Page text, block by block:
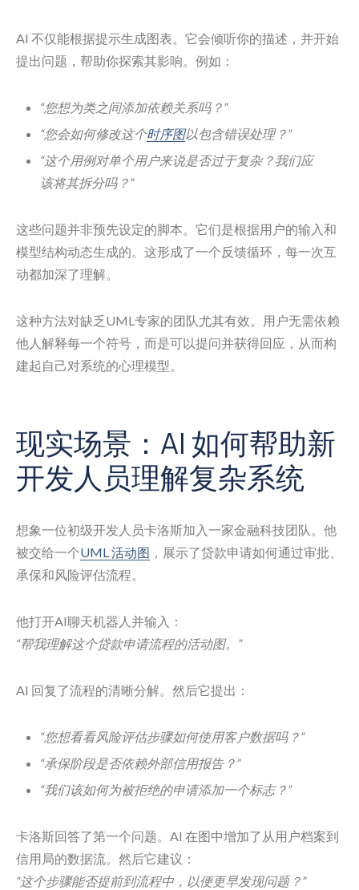
AI 不仅能根据提示生成图表。它会倾听你的描述，并开始
提出问题，帮助你探索其影响。例如：
“您想为类之间添加依赖关系吗？”
“您会如何修改这个时序图以包含错误处理？”
“这个用例对单个用户来说是否过于复杂？我们应
该将其拆分吗？”
这些问题并非预先设定的脚本。它们是根据用户的输入和
模型结构动态生成的。这形成了一个反馈循环，每一次互
动都加深了理解。
这种方法对缺乏UML专家的团队尤其有效。用户无需依赖
他人解释每一个符号，而是可以提问并获得回应，从而构
建起自己对系统的心理模型。
现实场景：AI 如何帮助新
开发人员理解复杂系统
想象一位初级开发人员卡洛斯加入一家金融科技团队。他
被交给一个UML 活动图 ，展示了贷款申请如何通过审批、
承保和风险评估流程。
他打开AI聊天机器人并输入：
“帮我理解这个贷款申请流程的活动图。”
AI 回复了流程的清晰分解。然后它提出：
“您想看看风险评估步骤如何使用客户数据吗？”
“承保阶段是否依赖外部信用报告？”
“我们该如何为被拒绝的申请添加一个标志？”
卡洛斯回答了第一个问题。AI 在图中增加了从用户档案到
信用局的数据流。然后它建议：
“这个步骤能否提前到流程中，以便更早发现问题？”